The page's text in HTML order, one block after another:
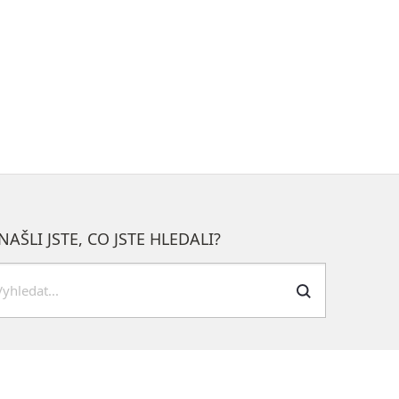
JSTE, CO JSTE HLEDALI?